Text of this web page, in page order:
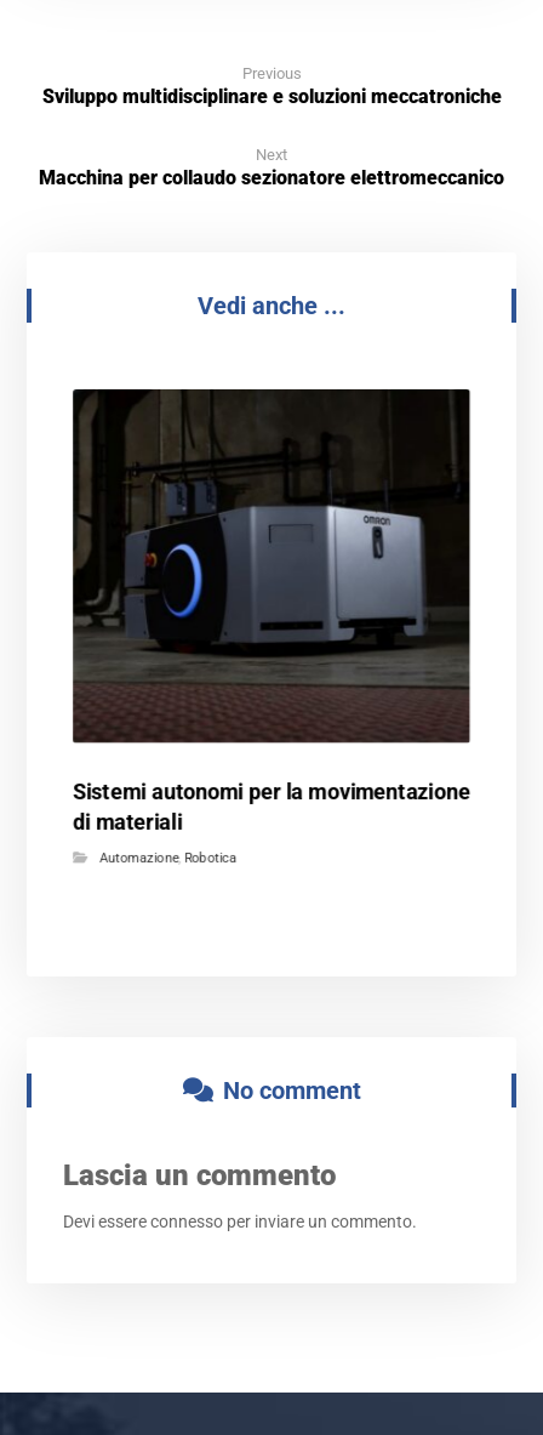
Previous
Sviluppo multidisciplinare e soluzioni meccatroniche
Next
Macchina per collaudo sezionatore elettromeccanico
Vedi anche ...
Sistemi autonomi per la movimentazione
di materiali
Automazione, Robotica
No comment
Lascia un commento
Devi essereconnesso per inviare un commento.